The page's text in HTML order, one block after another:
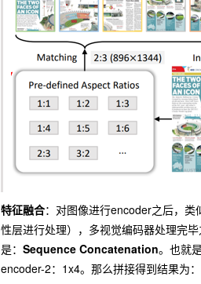
特征融合：对图像进行encoder之后，
性层进行处理），多视觉编码器处理完
是： Sequence Concatenation。也就
encoder-2：1x4。那么拼接得到结果为：